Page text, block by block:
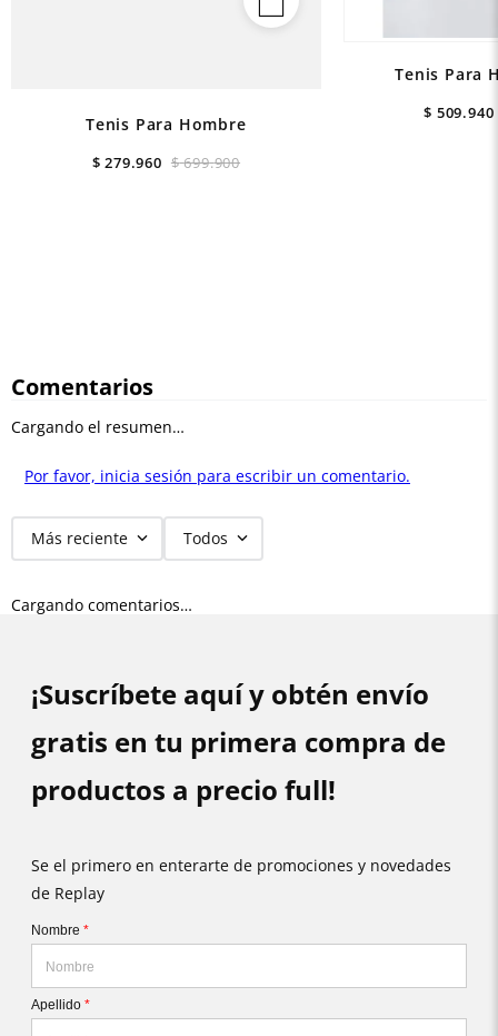
Tenis Para Hombre
$ 699.900
$ 279.960
Tenis Para
$ 509.940
Comentarios
Cargando el resumen…
Por favor, inicia sesión para escribir un comentario.
Más reciente Todos
Cargando comentarios…
¡Suscríbete aquí y obtén envío
gratis en tu primera compra de
productos a precio full!
Se el primero en enterarte de promociones y novedades
de Replay
Nombre *
Apellido *